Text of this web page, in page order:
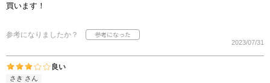
買います！
参考になりましたか？
2023/07/31
良い
さき さん